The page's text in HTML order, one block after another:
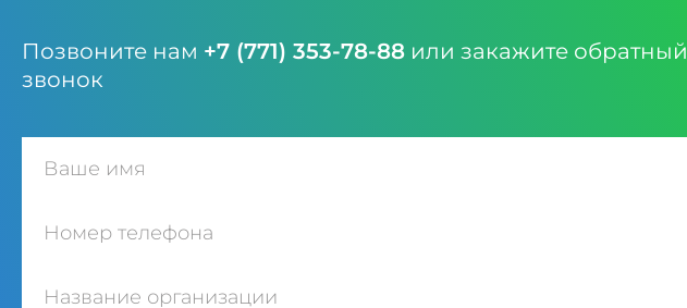
Позвоните нам +7 (771) 353-78-88 или закажите обратный
звонок